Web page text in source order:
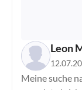
Scalable
Leon
Meine suche